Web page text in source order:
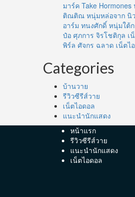
มาร์ค Take
ติณติณ หนุ่มหล่อจาก นิ
อาร์ม ทนงศักดิ์ หนุ่มใต้
ป๋อ ศุภการ จิรโชติกุล เ
พิร์ล ศัจกร ฉลาด เน็ตไ
Categories
บ้านวาย
รีวิวซีรีส์วาย
เน็ตไอดอล
แนะนำนักแสดง
หน้าแรก
รีวิวซีรีส์วาย
แนะนำนักแสดง
เน็ตไอดอล